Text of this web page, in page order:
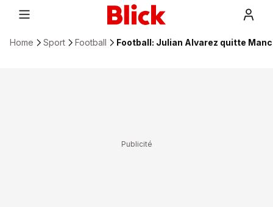
Home Sport Football Football: Julian Alvarez quitte